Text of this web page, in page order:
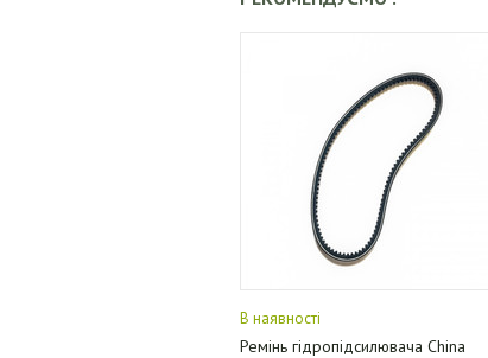
В наявності
Ремінь гідропідсилювача China